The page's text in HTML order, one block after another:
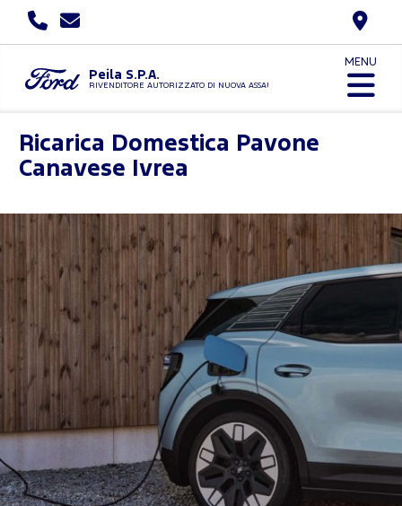
Peila S.P.A.
RIVENDITORE AUTORIZZATO DI NUOVA ASSAUTO
MENU
Ricarica Domestica Pavone
Canavese Ivrea